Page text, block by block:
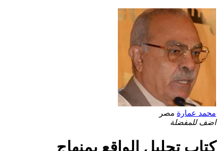
محمد عمارة مصر
اضف للمفضلة
كتاب تحليل الواقع بمنهاج